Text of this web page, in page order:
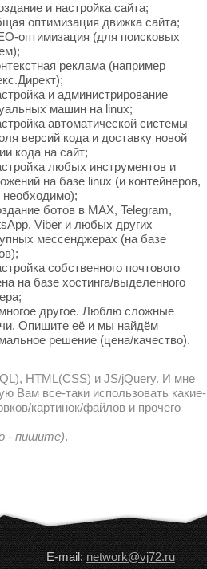
и настройка сайта;
оптимизация движка сайта;
оптимизация (для поисковых
реклама (например
и администрирование
машин на linux;
автоматической системы
версий кода и доставку новой
кода на сайт;
любых инструментов и
на базе linux (и контейнеров,
необходимо);
ботов в MAX, Telegram,
Viber и любых других
мессенджерах (на базе
собственного почтового
на базе хостинга/выделенного
другое. Люблю сложные
Опишите её и мы найдём
решение (цена/качество).
HTML(CSS) и JS/jQuery. И мне
Вам все-таки использовать какие-
картинок/файлов и прочего
- пишите).
E-mail:network@vj72.ru